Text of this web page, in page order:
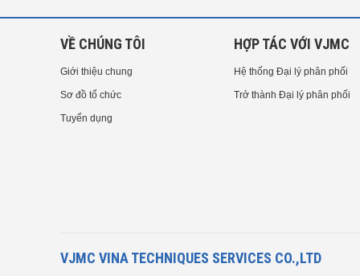
VỀ CHÚNG TÔI
Giới thiệu chung
Sơ đồ tổ chức
Tuyển dụng
HỢP TÁC VỚI VJMC
Hệ thống Đại lý phân phối
Trở thành Đại lý phân phối
VJMC VINA TECHNIQUES SERVICES CO.,LTD